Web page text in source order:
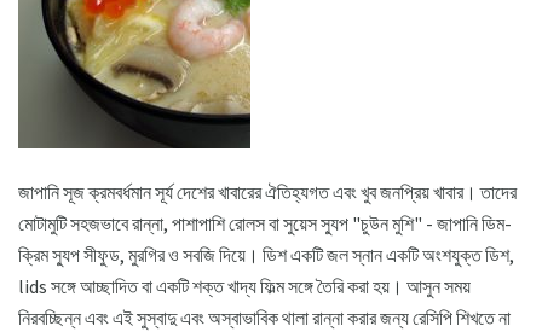
জাপানি সূজ ক্রমবর্ধমান সূর্য দেশের খাবারের ঐতিহ্যগত এবং খুব জনপ্রিয় খাবার। তাদের
মোটামুটি সহজভাবে রান্না, পাশাপাশি রোলস বা সুয়েস স্যুপ "চুউন মুশি" - জাপানি ডিম-
ক্রিম স্যুপ সীফুড, মুরগির ও সবজি দিয়ে। ডিশ একটি জল স্নান একটি অংশযুক্ত ডিশ,
lids সঙ্গে আচ্ছাদিত বা একটি শক্ত খাদ্য ফিল্ম সঙ্গে তৈরি করা হয়। আসুন সময়
নিরবচ্ছিন্ন এবং এই সুস্বাদু এবং অস্বাভাবিক থালা রান্না করার জন্য রেসিপি শিখতে না